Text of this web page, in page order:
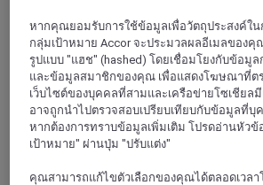
หากคุณยอมรับการใช้ข้อมูลเพื่อวัตถุประสงค์ใ
กลุ่มเป้าหมาย Accor จะประมวลผลอีเมลของ
รูปแบบ "แฮช" (hashed) โดยเชื่อมโยงกับข้อมูล
และข้อมูลสมาชิกของคุณ เพื่อแสดงโฆษณาที่ต
เว็บไซต์ของบุคคลที่สามและเครือข่ายโซเชียล
อาจถูกนำไปตรวจสอบเปรียบเทียบกับข้อมูลที่
หากต้องการทราบข้อมูลเพิ่มเติม โปรดอ่านหัว
เป้าหมาย" ผ่านปุ่ม "ปรับแต่ง"
คุณสามารถแก้ไขตัวเลือกของคุณได้ตลอดเวล